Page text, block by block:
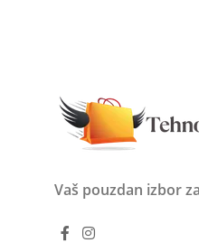
Vaš pouzdan izbor